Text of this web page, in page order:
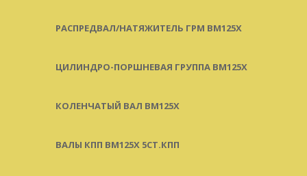
РАСПРЕДВАЛ/НАТЯЖИТЕЛЬ ГРМ BM125X
ЦИЛИНДРО-ПОРШНЕВАЯ ГРУППА BM125X
КОЛЕНЧАТЫЙ ВАЛ BM125X
ВАЛЫ КПП BM125X 5СТ.КПП